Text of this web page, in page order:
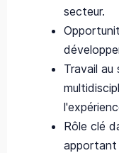
secteur.
Travail au
Rôle clé
apportant